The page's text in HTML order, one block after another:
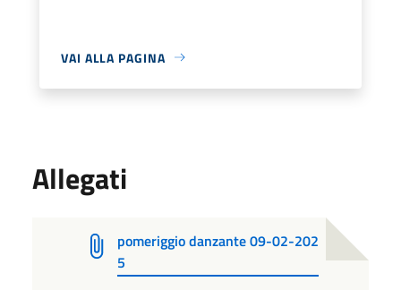
VAI ALLA PAGINA
Allegati
pomeriggio danzante 09-02-202
5